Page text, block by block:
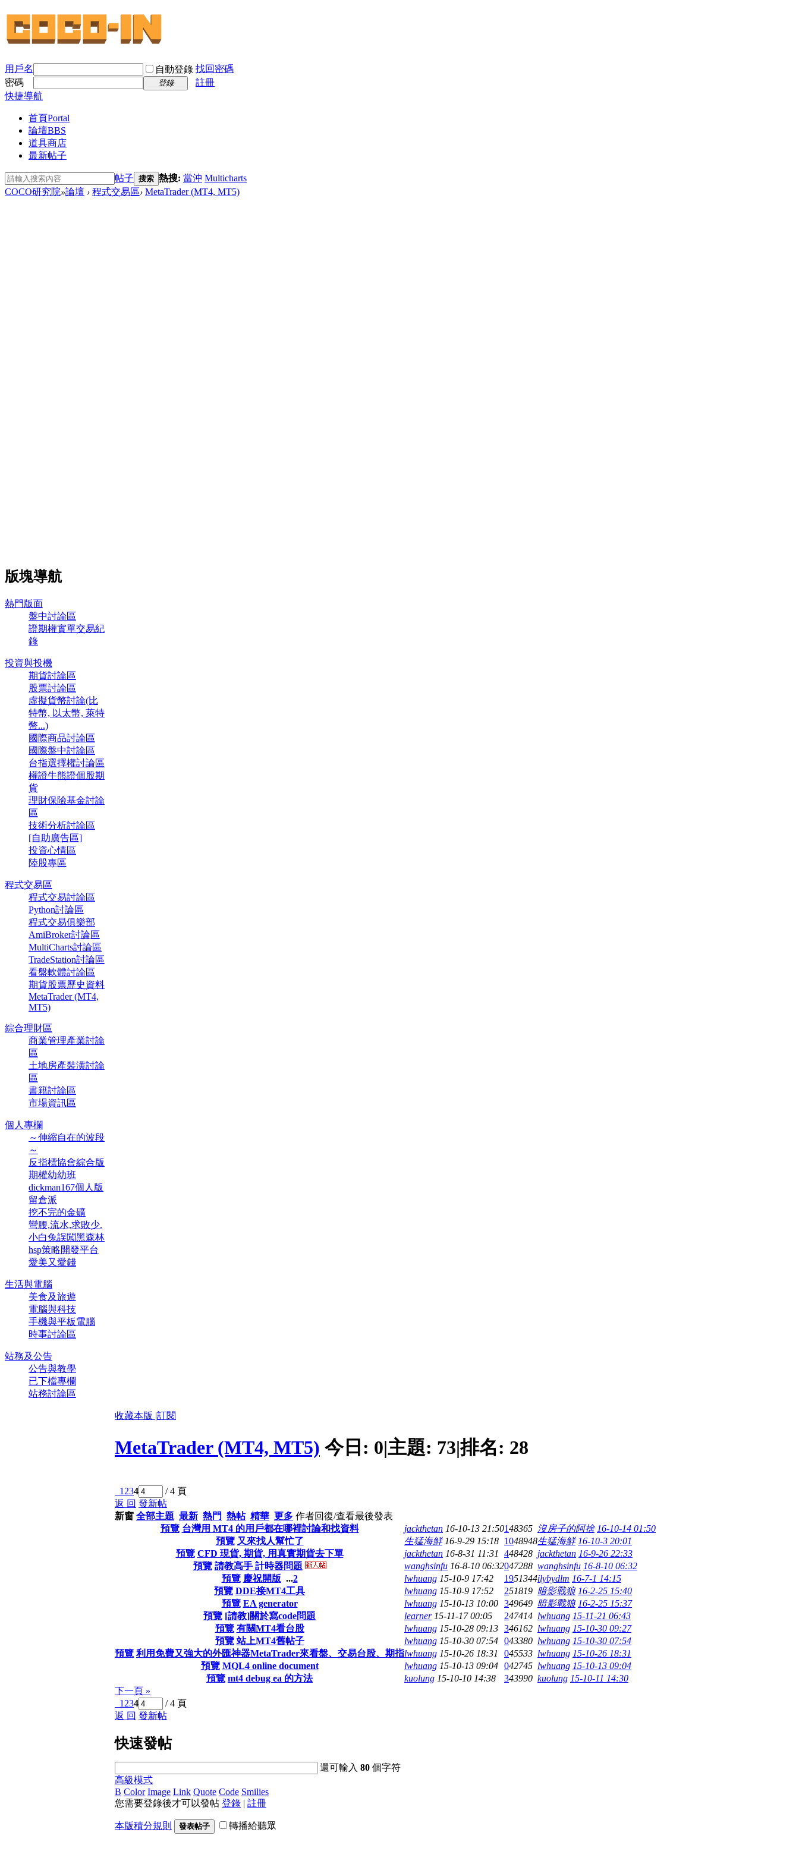
用戶名 自動登錄 找回密碼
密碼
登錄
註冊
快捷導航
首頁Portal
論壇BBS
道具商店
最新帖子
帖子 搜索 熱搜: 當沖 Multicharts
COCO研究院»論壇 › 程式交易區› MetaTrader (MT4, MT5)
版塊導航
熱門版面
盤中討論區
證期權實單交易紀
錄
投資與投機
期貨討論區
股票討論區
虛擬貨幣討論(比
特幣, 以太幣, 萊特
幣...)
國際商品討論區
國際盤中討論區
台指選擇權討論區
權證牛熊證個股期
貨
理財保險基金討論
區
技術分析討論區
[自助廣告區]
投資心情區
陸股專區
程式交易區
程式交易討論區
Python討論區
程式交易俱樂部
AmiBroker討論區
MultiCharts討論區
TradeStation討論區
看盤軟體討論區
期貨股票歷史資料
MetaTrader (MT4,
MT5)
綜合理財區
商業管理產業討論
區
土地房產裝潢討論
區
書籍討論區
市場資訊區
個人專欄
～伸縮自在的波段
～
反指標協會綜合版
期權幼幼班
dickman167個人版
留倉派
挖不完的金礦
彎腰,流水,求敗少.
小白兔誤闖黑森林
hsp策略開發平台
愛美又愛錢
生活與電腦
美食及旅遊
電腦與科技
手機與平板電腦
時事討論區
站務及公告
公告與教學
已下檔專欄
站務討論區
收藏本版 |訂閱
MetaTrader (MT4, MT5) 今日: 0|主題: 73|排名: 28
1 234
/ 4 頁
返 回 發新帖
新窗 全部主題 最新 熱門 熱帖 精華 更多 作者回復/查看最後發表
預覽 台灣用 MT4 的用戶都在哪裡討論和找資料 jackthetan 16-10-13 21:50148365 沒房子的阿捨 16-10-14 01:50
預覽 又來找人幫忙了 生猛海鮮 16-9-29 15:18 1048948生猛海鮮 16-10-3 20:01
預覽 CFD 現貨, 期貨, 用真實期貨去下單 jackthetan 16-8-31 11:31 448428 jackthetan 16-9-26 22:33
預覽 請教高手 計時器問題 wanghsinfu 16-8-10 06:32047288 wanghsinfu 16-8-10 06:32
預覽 慶祝開版 ...2 lwhuang 15-10-9 17:42 1951344ilybydlm 16-7-1 14:15
預覽 DDE接MT4工具 lwhuang 15-10-9 17:52 251819 暗影戰狼 16-2-25 15:40
預覽 EA generator lwhuang 15-10-13 10:00 349649 暗影戰狼 16-2-25 15:37
預覽 [請教]關於寫code問題 learner 15-11-17 00:05 247414 lwhuang 15-11-21 06:43
預覽 有關MT4看台股 lwhuang 15-10-28 09:13 346162 lwhuang 15-10-30 09:27
預覽 站上MT4舊帖子 lwhuang 15-10-30 07:54 043380 lwhuang 15-10-30 07:54
預覽 利用免費又強大的外匯神器MetaTrader來看盤、交易台股、期指lwhuang 15-10-26 18:31 045533 lwhuang 15-10-26 18:31
預覽 MQL4 online document lwhuang 15-10-13 09:04 042745 lwhuang 15-10-13 09:04
預覽 mt4 debug ea 的方法 kuolung 15-10-10 14:38 343990 kuolung 15-10-11 14:30
下一頁 »
1 234
/ 4 頁
返 回 發新帖
快速發帖
還可輸入80 個字符
高級模式
B Color Image Link Quote Code Smilies
您需要登錄後才可以發帖 登錄 | 註冊
本版積分規則 發表帖子 轉播給聽眾